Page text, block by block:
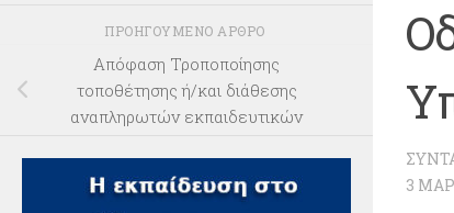
3
ΠΡΟΗΓΟΎΜΕΝΟ ΆΡΘΡΟ
Απόφαση Τροποποίησης
τοποθέτησης ή/και διάθεσης
αναπληρωτών εκπαιδευτικών